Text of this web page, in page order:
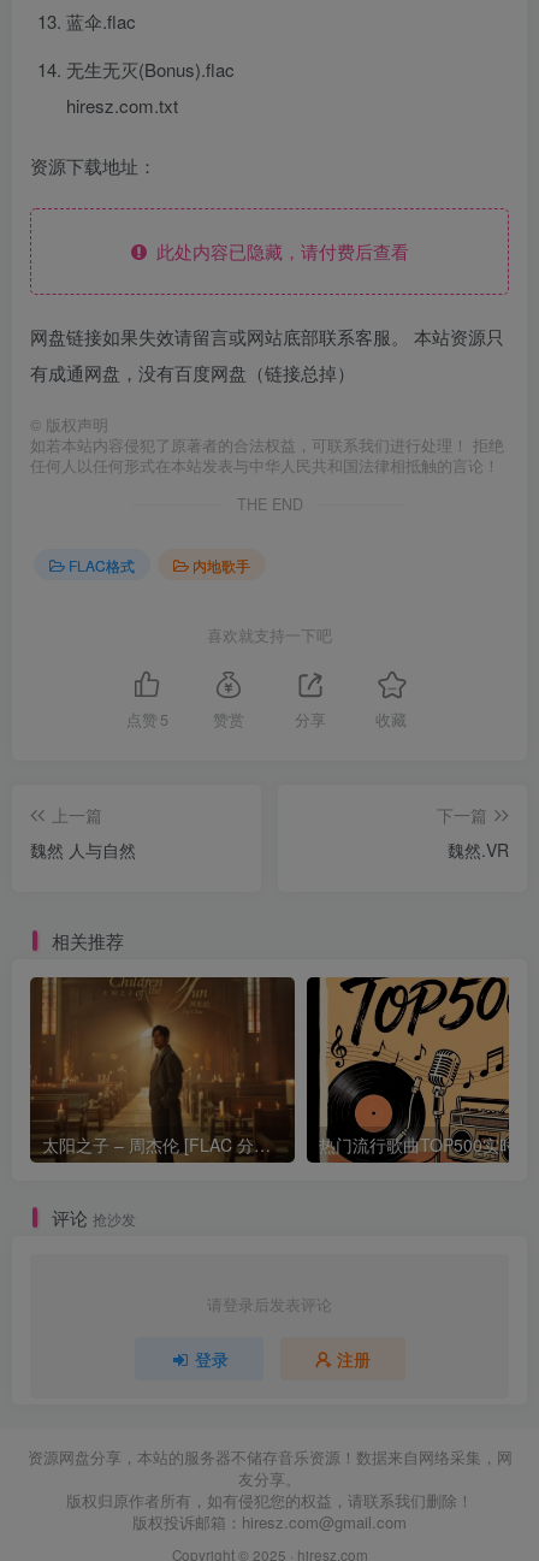
蓝伞.flac
无生无灭(Bonus).flac
hiresz.com.txt
资源下载地址：
此处内容已隐藏，请付费后查看
网盘链接如果失效请留言或网站底部联系客服。 本站资源只
有成通网盘，没有百度网盘（链接总掉）
© 版权声明
如若本站内容侵犯了原著者的合法权益，可联系我们进行处理！ 拒绝
任何人以任何形式在本站发表与中华人民共和国法律相抵触的言论！
THE END
FLAC格式 内地歌手
喜欢就支持一下吧
点赞 5 赞赏 分享 收藏
上一篇
魏然 人与自然
下一篇
魏然.VR
相关推荐
太阳之子 – 周杰伦 [FLAC 分轨 192Khz 24bit]
评论 抢沙发
请登录后发表评论
登录 注册
资源网盘分享，本站的服务器不储存音乐资源！数据来自网络采集，网
友分享。
版权归原作者所有，如有侵犯您的权益，请联系我们删除！
版权投诉邮箱： hiresz.com@gmail.com
Copyright © 2025 · hiresz.com